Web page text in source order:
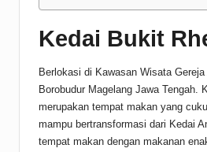
Kedai Bukit
Berlokasi di Kawasan Wisata
Borobudur Magelang Jawa Tengah.
merupakan tempat makan yang
mampu bertransformasi dari Kedai
tempat makan dengan makanan